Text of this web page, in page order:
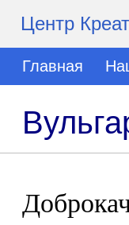
Центр
Главная